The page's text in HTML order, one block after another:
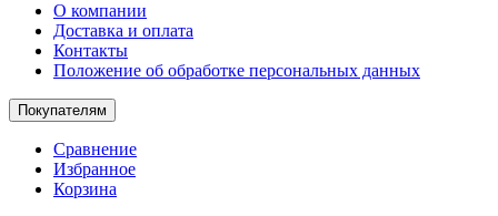
О компании
Доставка и оплата
Контакты
Положение об обработке персональных данных
Покупателям
Сравнение
Избранное
Корзина